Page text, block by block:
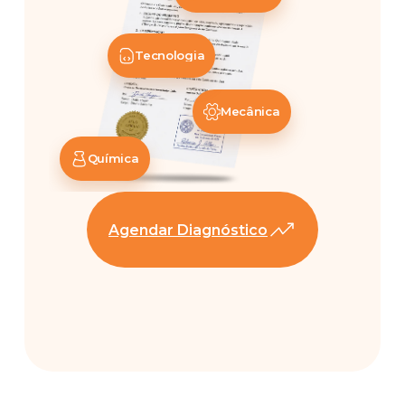
Agendar Diagnóstico
Mecânica
Tecnologia
Química